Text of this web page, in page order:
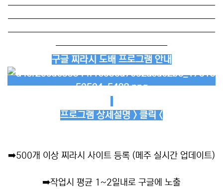
──────────────────────────
──────────────────────────
──────────────────────────
──────────────
구글 찌라시 도배 프로그램 안내
프로그램 상세설명 > 클릭 <
➡️500개 이상 찌라시 사이트 등록 (메주 실시간 업데이트)
➡️작업시 평균 1~2일내로 구글에 노출